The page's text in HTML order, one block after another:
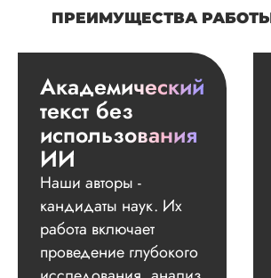
ПРЕИМУЩЕСТВА
Академический
текст без
использования
ИИ
Наши авторы -
кандидаты наук. Их
работа включает
проведение глубокого